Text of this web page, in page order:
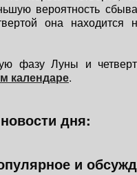
вероятность
она находится
фазу Луны и
календаре.
дня:
и